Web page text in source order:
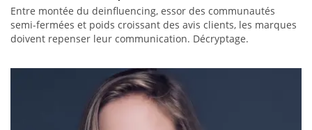
Entre montée du deinfluencing, essor des communautés
semi-fermées et poids croissant des avis clients, les marques
doivent repenser leur communication. Décryptage.